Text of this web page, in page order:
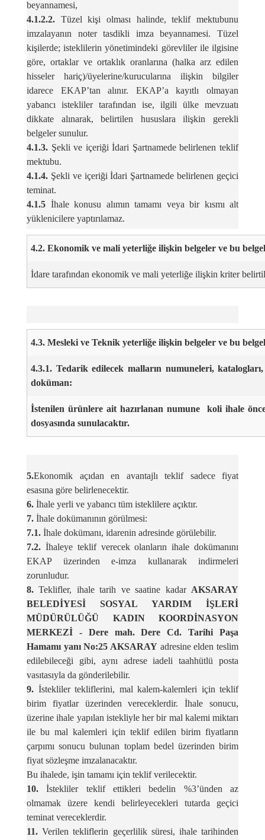
beyannamesi,
4.1.2.2. Tüzel kişi olması halinde, teklif mektubunu
imzalayanın noter tasdikli imza beyannamesi. Tüzel
kişilerde; isteklilerin yönetimindeki görevliler ile ilgisine
göre, ortaklar ve ortaklık oranlarına (halka arz edilen
hisseler hariç)/üyelerine/kurucularına ilişkin bilgiler
idarece EKAP’tan alınır. EKAP’a kayıtlı olmayan
yabancı istekliler tarafından ise, ilgili ülke mevzuatı
dikkate alınarak, belirtilen hususlara ilişkin gerekli
belgeler sunulur.
4.1.3. Şekli ve içeriği İdari Şartnamede belirlenen teklif
mektubu.
4.1.4. Şekli ve içeriği İdari Şartnamede belirlenen geçici
teminat.
4.1.5 İhale konusu alımın tamamı veya bir kısmı alt
yüklenicilere yaptırılamaz.
4.2. Ekonomik ve mali yeterliğe ilişkin belgeler ve bu
İdare tarafından ekonomik ve mali yeterliğe ilişkin kriter
4.3. Mesleki ve Teknik yeterliğe ilişkin belgeler ve bu
4.3.1. Tedarik edilecek malların numuneleri,
doküman:
İstenilen ürünlere ait hazırlanan numune koli ihale
dosyasında sunulacaktır.
5.Ekonomik açıdan en avantajlı teklif sadece fiyat
esasına göre belirlenecektir.
6. İhale yerli ve yabancı tüm isteklilere açıktır.
7. İhale dokümanının görülmesi:
7.1. İhale dokümanı, idarenin adresinde görülebilir.
7.2. İhaleye teklif verecek olanların ihale dokümanını
EKAP üzerinden e-imza kullanarak indirmeleri
zorunludur.
8. Teklifler, ihale tarih ve saatine kadar AKSARAY
BELEDİYESİ SOSYAL YARDIM İŞLERİ
MÜDÜRÜLÜĞÜ KADIN KOORDİNASYON
MERKEZİ - Dere mah. Dere Cd. Tarihi Paşa
Hamamı yanı No:25 AKSARAY adresine elden teslim
edilebileceği gibi, aynı adrese iadeli taahhütlü posta
vasıtasıyla da gönderilebilir.
9. İstekliler tekliflerini, mal kalem-kalemleri için teklif
birim fiyatlar üzerinden vereceklerdir. İhale sonucu,
üzerine ihale yapılan istekliyle her bir mal kalemi miktarı
ile bu mal kalemleri için teklif edilen birim fiyatların
çarpımı sonucu bulunan toplam bedel üzerinden birim
fiyat sözleşme imzalanacaktır.
Bu ihalede, işin tamamı için teklif verilecektir.
10. İstekliler teklif ettikleri bedelin %3’ünden az
olmamak üzere kendi belirleyecekleri tutarda geçici
teminat vereceklerdir.
11. Verilen tekliflerin geçerlilik süresi, ihale tarihinden